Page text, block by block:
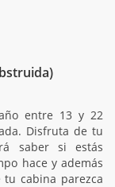
entre 13 y 22
Disfruta de tu
saber si estás
hace y además
cabina parezca